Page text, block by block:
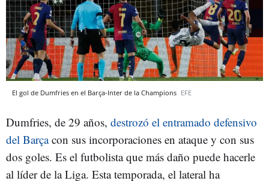
El gol de Dumfries en el Barça-Inter de la Champions EFE
Dumfries, de 29 años, destrozó el entramado defensivo
del Barçacon sus incorporaciones en ataque y con sus
dos goles. Es el futbolista que más daño puede hacerle
al líder de la Liga. Esta temporada, el lateral ha